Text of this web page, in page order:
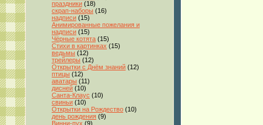
праздники (18)
скрап-наборы (16)
надписи (15)
Анимированные пожелания и
надписи (15)
Чёрные котята (15)
Стихи в картинках (15)
ведьмы (12)
трейлеры (12)
Открытки с Днём знаний (12)
птицы (12)
аватары (11)
дисней (10)
Санта-Клаус (10)
свиньи (10)
Открытки на Рождество (10)
день рождения (9)
Винни-пух (9)